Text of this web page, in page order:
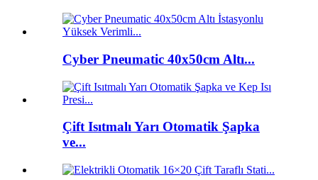
Cyber ​​Pneumatic 40x50cm Altı...
Çift Isıtmalı Yarı Otomatik Şapka
ve...